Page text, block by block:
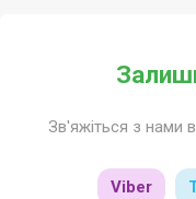
Зв'яжіться з нами
Viber